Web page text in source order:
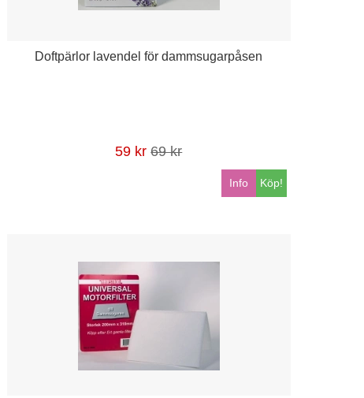
Doftpärlor lavendel för dammsugarpåsen
59 kr 69 kr
Köp!
Info